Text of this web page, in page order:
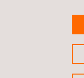
Vorig